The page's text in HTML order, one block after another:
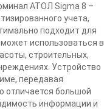
АТОЛ Sigma 8 –
учета,
подходит для
использоваться в
строительных,
Устройство
передавая
отличается большой
информации и